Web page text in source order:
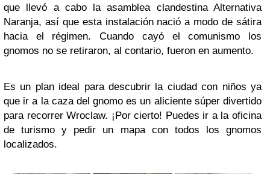
que llevó a cabo la asamblea clandestina Alternativa
Naranja, así que esta instalación nació a modo de sátira
hacia el régimen. Cuando cayó el comunismo los
gnomos no se retiraron, al contario, fueron en aumento.
Es un plan ideal para descubrir la ciudad con niños ya
que ir a la caza del gnomo es un aliciente súper divertido
para recorrer Wroclaw. ¡Por cierto! Puedes ir a la oficina
de turismo y pedir un mapa con todos los gnomos
localizados.